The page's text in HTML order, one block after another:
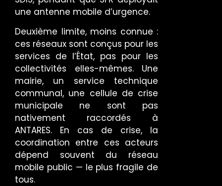
une antenne mobile d’urgence.
Deuxième limite, moins connue :
ces réseaux sont conçus pour les
services de l’État, pas pour les
collectivités elles-mêmes. Une
mairie, un service technique
communal, une cellule de crise
municipale ne sont pas
nativement raccordés à
ANTARES. En cas de crise, la
coordination entre ces acteurs
dépend souvent du réseau
mobile public — le plus fragile de
tous.